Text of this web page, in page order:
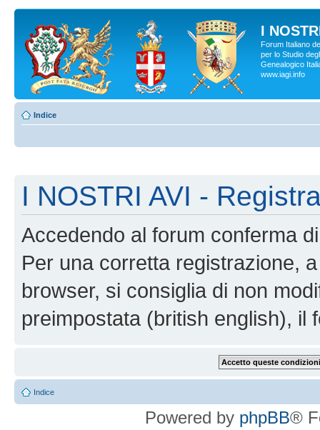
I
Forum Italiano
per lo Studio
Genealogico
www.iagi.info
Indice
I NOSTRI AVI -
Accedendo al forum conferma
Per una corretta registrazione,
browser, si consiglia di non
preimpostata (british english), il
Indice
Powered by phpBB®